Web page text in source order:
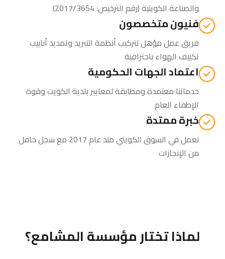
والصناعة الكويتية(رقم الترخيص: 2017/3654)
فنيون متخصصون
فريق عمل مؤهل لتركيب أنظمة التبريد وتمديد أنابيب
تكييف الهواء باحترافية
اعتماد الجهات الحكومية
خدماتنا معتمدة ومطابقة لمعايير بلدية الكويت وقوة
الإطفاء العام
خبرة ممتدة
نعمل في السوق الكويتي منذ عام 2017 مع سجل حافل
من الإنجازات
لماذا تختار مؤسسة المشامع؟